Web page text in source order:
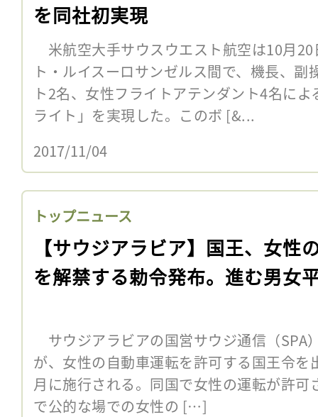
を同社初実現
米航空大手サウスウエスト航空は10月
ト・ルイスーロサンゼルス間で、機長、
ト2名、女性フライトアテンダント4名に
ライト」を実現した。このボ [&...
2017/11/04
トップニュース
【サウジアラビア】国王、女性
を解禁する勅令発布。進む男女
サウジアラビアの国営サウジ通信（SPA
が、女性の自動車運転を許可する国王令
月に施行される。同国で女性の運転が許可
で公的な場での女性の […]